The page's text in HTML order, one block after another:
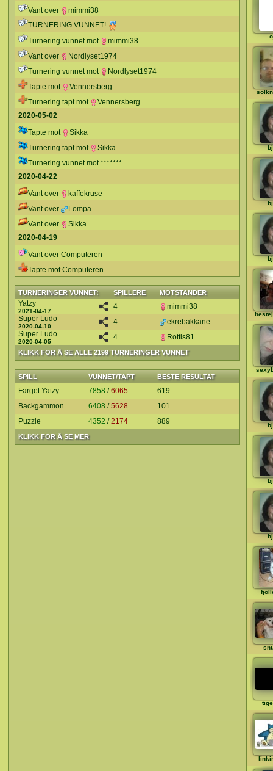
Vant over
mimmi38
TURNERING VUNNET!
Turnering vunnet mot
mimmi38
Vant over
Nordlyset1974
Turnering vunnet mot
Nordlyset1974
Tapte mot
Vennersberg
Turnering tapt mot
Vennersberg
2020-05-02
Tapte mot
Sikka
Turnering tapt mot
Sikka
Turnering vunnet mot *******
2020-04-22
Vant over
kaffekruse
Vant over
Lompa
Vant over
Sikka
2020-04-19
Vant over Computeren
Tapte mot Computeren
TURNERINGER VUNNET: SPILLERE MOTSTANDER
KLIKK FOR Å SE ALLE 2199 TURNERINGER VUNNET
Yatzy
2021-04-17
4
mimmi38
Super Ludo
2020-04-10
4
ekrebakkane
Super Ludo
2020-04-05
4 Rottis81
SPILL VUNNET/TAPT BESTE RESULTAT
KLIKK FOR Å SE MER
Farget Yatzy 7858 /6065
619
Backgammon
6408 /5628
101
Puzzle
4352 /2174 889